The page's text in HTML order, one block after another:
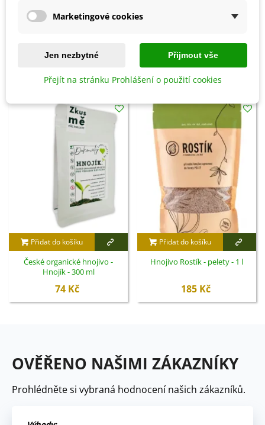
SOUVISEJÍCÍ PRODUKTY
Přidat do košíku
České organické hnojivo -
Hnojík - 300 ml
74 Kč
Přidat do košíku
Hnojivo Rostík - pelety - 1 l
185 Kč
OVĚŘENO NAŠIMI ZÁKAZNÍKY
Prohlédněte si vybraná hodnocení našich zákazníků.
Marketingové cookies
Jen nezbytné Přijmout vše
Přejít na stránku Prohlášení o použití cookies